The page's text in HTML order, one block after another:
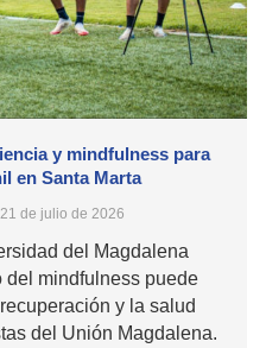
y mindfulness para
en Santa Marta
21 de julio de 2026
del Magdalena
del mindfulness puede
y la salud
del Unión Magdalena.